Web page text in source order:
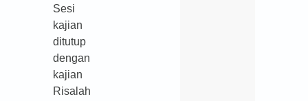
Sesi
kajian
ditutup
dengan
kajian
Risalah